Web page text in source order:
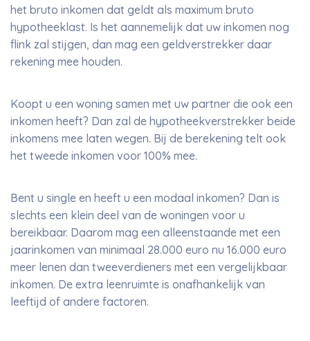
het bruto inkomen dat geldt als maximum bruto
hypotheeklast. Is het aannemelijk dat uw inkomen nog
flink zal stijgen, dan mag een geldverstrekker daar
rekening mee houden.
Koopt u een woning samen met uw partner die ook een
inkomen heeft? Dan zal de hypotheekverstrekker beide
inkomens mee laten wegen. Bij de berekening telt ook
het tweede inkomen voor 100% mee.
Bent u single en heeft u een modaal inkomen? Dan is
slechts een klein deel van de woningen voor u
bereikbaar. Daarom mag een alleenstaande met een
jaarinkomen van minimaal 28.000 euro nu 16.000 euro
meer lenen dan tweeverdieners met een vergelijkbaar
inkomen. De extra leenruimte is onafhankelijk van
leeftijd of andere factoren.